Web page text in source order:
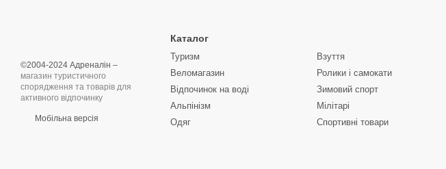
©2004-2024 Адреналін –
магазин туристичного
спорядження та товарів для
активного відпочинку
Мобільна версія
Каталог
Туризм
Веломагазин
Відпочинок на воді
Альпінізм
Одяг
Взуття
Ролики і самокати
Зимовий спорт
Мілітарі
Спортивні товари